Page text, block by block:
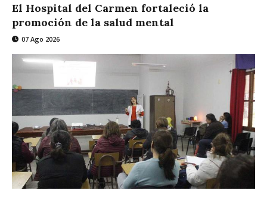
El Hospital del Carmen fortaleció la
promoción de la salud mental
07 Ago 2026